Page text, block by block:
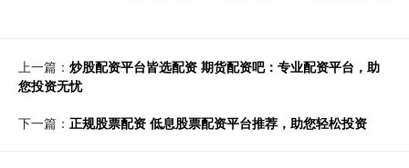
上一篇： 炒股配资平台皆选配资 期货配资吧：专业配资平台，助
您投资无忧
下一篇： 正规股票配资 低息股票配资平台推荐，助您轻松投资